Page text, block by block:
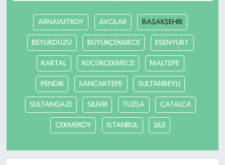
ARNAVUTKOY AVCILAR BAŞAKŞEHİR
BEYLİKDÜZÜ BÜYÜKÇEKMECE ESENYURT
KARTAL KÜÇÜKÇEKMECE MALTEPE
PENDİK SANCAKTEPE SULTANBEYLİ
SULTANGAZİ SİLİVRİ TUZLA ÇATALCA
ÇEKMEKÖY İSTANBUL ŞİLE